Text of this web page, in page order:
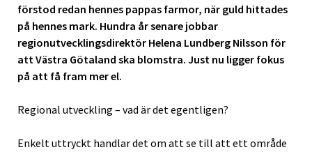
förstod redan hennes pappas farmor, när guld hittades
på hennes mark. Hundra år senare jobbar
regionutvecklingsdirektör Helena Lundberg Nilsson för
att Västra Götaland ska blomstra. Just nu ligger fokus
på att få fram mer el.
Regional utveckling – vad är det egentligen?
Enkelt uttryckt handlar det om att se till att ett område